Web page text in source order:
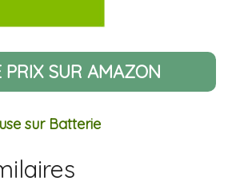
PRIX SUR AMAZON
sur Batterie